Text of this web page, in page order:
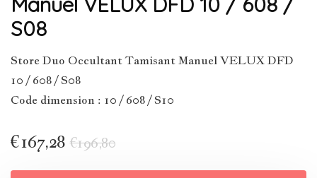
S08
Store Duo Occultant Tamisant Manuel VELUX DFD
10 / 608 / S08
Code dimension : 10 / 608 / S10
€196,80
€167,28